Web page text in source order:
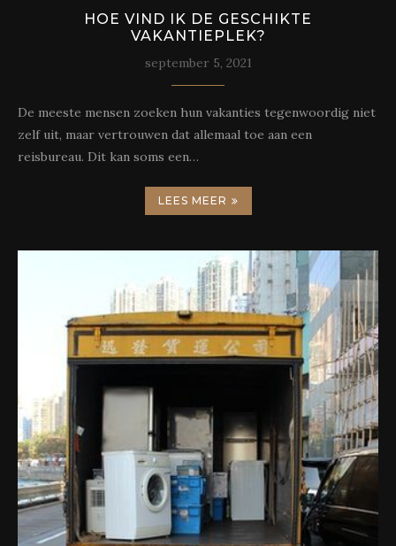
HOE VIND IK DE GESCHIKTE
VAKANTIEPLEK?
september 5, 2021
De meeste mensen zoeken hun vakanties tegenwoordig niet
zelf uit, maar vertrouwen dat allemaal toe aan een
reisbureau. Dit kan soms een…
LEES MEER